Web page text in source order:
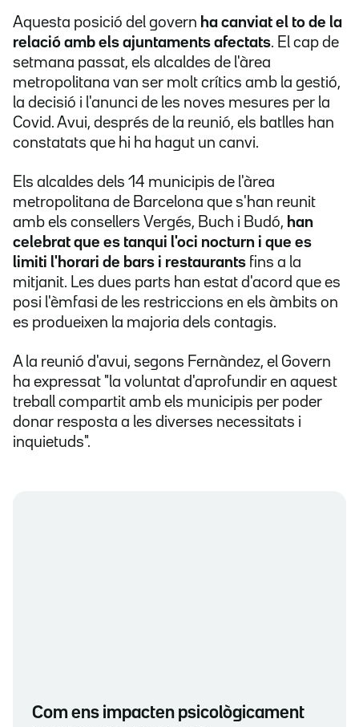
Aquesta posició del govern ha canviat el to de la
relació amb els ajuntaments afectats. El cap de
setmana passat, els alcaldes de l'àrea
metropolitana van ser molt crítics amb la gestió,
la decisió i l'anunci de les noves mesures per la
Covid. Avui, després de la reunió, els batlles han
constatats que hi ha hagut un canvi.
Els alcaldes dels 14 municipis de l'àrea
metropolitana de Barcelona que s'han reunit
amb els consellers Vergés, Buch i Budó, han
celebrat que es tanqui l'oci nocturn i que es
limiti l'horari de bars i restaurants fins a la
mitjanit. Les dues parts han estat d'acord que es
posi l'èmfasi de les restriccions en els àmbits on
es produeixen la majoria dels contagis.
A la reunió d'avui, segons Fernàndez, el Govern
ha expressat "la voluntat d'aprofundir en aquest
treball compartit amb els municipis per poder
donar resposta a les diverses necessitats i
inquietuds".
Com ens impacten psicològicament